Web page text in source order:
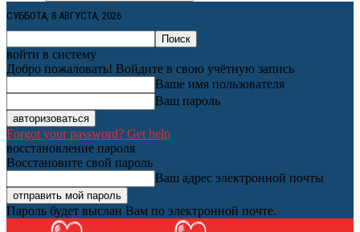
СУББОТА, 8 АВГУСТА, 2026
войти в систему
Добро пожаловать! Войдите в свою учётную запись
Ваше имя пользователя
Ваш пароль
Forgot your password? Get help
восстановление пароля
Восстановите свой пароль
Ваш адрес электронной почты
Пароль будет выслан Вам по электронной почте.